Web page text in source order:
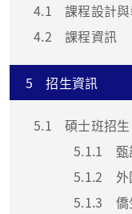
4.1
課程設計
4.2
課程資訊
5 招生資訊
5.1
碩士班招生
5.1.1
5.1.2
5.1.3